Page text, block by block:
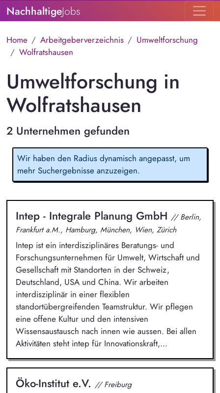
NachhaltigeJobs
Home Arbeitgeberverzeichnis
Umweltforschung
Wolfratshausen
Umweltforschung in
Wolfratshausen
2 Unternehmen gefunden
Wir haben den Radius dynamisch angepasst, um
mehr Suchergebnisse anzuzeigen.
Intep - Integrale Planung GmbH // Berlin,
Frankfurt a.M., Hamburg, München, Wien, Zürich
Intep ist ein interdisziplinäres Beratungs- und
Forschungsunternehmen für Umwelt, Wirtschaft und
Gesellschaft mit Standorten in der Schweiz,
Deutschland, USA und China. Wir arbeiten
interdisziplinär in einer flexiblen
standortübergreifenden Teamstruktur. Wir pflegen
eine offene Kultur und den intensiven
Wissensaustausch nach innen wie aussen. Bei allen
Aktivitäten steht intep für Innovationskraft,...
Öko-Institut e.V. // Freiburg